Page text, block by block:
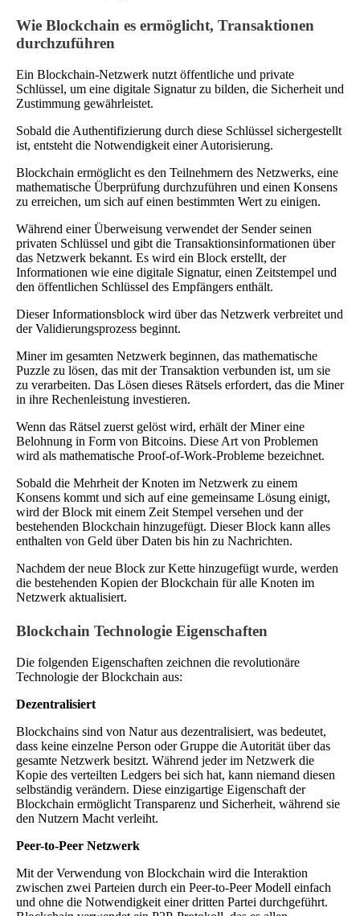
Wie Blockchain es ermöglicht, Transaktionen
durchzuführen
Ein Blockchain-Netzwerk nutzt öffentliche und private
Schlüssel, um eine digitale Signatur zu bilden, die Sicherheit und
Zustimmung gewährleistet.
Sobald die Authentifizierung durch diese Schlüssel sichergestellt
ist, entsteht die Notwendigkeit einer Autorisierung.
Blockchain ermöglicht es den Teilnehmern des Netzwerks, eine
mathematische Überprüfung durchzuführen und einen Konsens
zu erreichen, um sich auf einen bestimmten Wert zu einigen.
Während einer Überweisung verwendet der Sender seinen
privaten Schlüssel und gibt die Transaktionsinformationen über
das Netzwerk bekannt. Es wird ein Block erstellt, der
Informationen wie eine digitale Signatur, einen Zeitstempel und
den öffentlichen Schlüssel des Empfängers enthält.
Dieser Informationsblock wird über das Netzwerk verbreitet und
der Validierungsprozess beginnt.
Miner im gesamten Netzwerk beginnen, das mathematische
Puzzle zu lösen, das mit der Transaktion verbunden ist, um sie
zu verarbeiten. Das Lösen dieses Rätsels erfordert, das die Miner
in ihre Rechenleistung investieren.
Wenn das Rätsel zuerst gelöst wird, erhält der Miner eine
Belohnung in Form von Bitcoins. Diese Art von Problemen
wird als mathematische Proof-of-Work-Probleme bezeichnet.
Sobald die Mehrheit der Knoten im Netzwerk zu einem
Konsens kommt und sich auf eine gemeinsame Lösung einigt,
wird der Block mit einem Zeit Stempel versehen und der
bestehenden Blockchain hinzugefügt. Dieser Block kann alles
enthalten von Geld über Daten bis hin zu Nachrichten.
Nachdem der neue Block zur Kette hinzugefügt wurde, werden
die bestehenden Kopien der Blockchain für alle Knoten im
Netzwerk aktualisiert.
Blockchain Technologie Eigenschaften
Die folgenden Eigenschaften zeichnen die revolutionäre
Technologie der Blockchain aus:
Dezentralisiert
Blockchains sind von Natur aus dezentralisiert, was bedeutet,
dass keine einzelne Person oder Gruppe die Autorität über das
gesamte Netzwerk besitzt. Während jeder im Netzwerk die
Kopie des verteilten Ledgers bei sich hat, kann niemand diesen
selbständig verändern. Diese einzigartige Eigenschaft der
Blockchain ermöglicht Transparenz und Sicherheit, während sie
den Nutzern Macht verleiht.
Peer-to-Peer Netzwerk
Mit der Verwendung von Blockchain wird die Interaktion
zwischen zwei Parteien durch ein Peer-to-Peer Modell einfach
und ohne die Notwendigkeit einer dritten Partei durchgeführt.